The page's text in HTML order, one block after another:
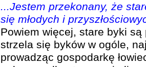
...Jestem przekonany, że
się młodych i
Powiem więcej, stare byki
strzela się byków w ogóle,
prowadząc gospodarkę